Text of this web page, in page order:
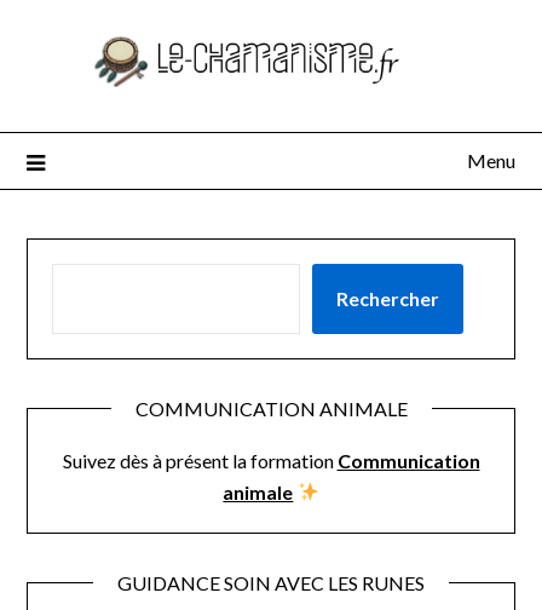
Menu
Rechercher
COMMUNICATION ANIMALE
Suivez dès à présent la formation Communication
animale
GUIDANCE SOIN AVEC LES RUNES